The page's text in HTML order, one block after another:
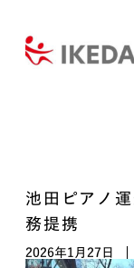
池田ピアノ
務提携
2026年1月27日